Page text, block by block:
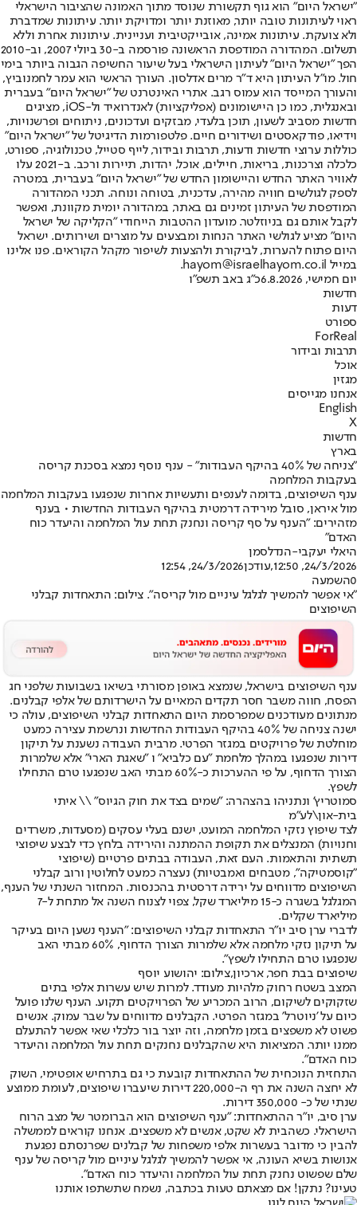
"ישראל היום" הוא גוף תקשורת שנוסד מתוך האמונה שהציבור הישראלי
ראוי לעיתונות טובה יותר, מאוזנת יותר ומדויקת יותר. עיתונות שמדברת
ולא צועקת. עיתונות אמינה, אובייקטיבית ועניינית. עיתונות אחרת וללא
תשלום. המהדורה המודפסת הראשונה פורסמה ב-30 ביולי 2007, וב-2010
הפך "ישראל היום" לעיתון הישראלי בעל שיעור החשיפה הגבוה ביותר בימי
חול. מו"ל העיתון היא ד"ר מרים אדלסון. העורך הראשי הוא עמר לחמנוביץ,
והעורך המייסד הוא עמוס רגב. אתרי האינטרנט של "ישראל היום" בעברית
ובאנגלית, כמו כן היישומונים (אפליקציות) לאנדרואיד ול-iOS, מציגים
חדשות מסביב לשעון, תוכן בלעדי, מבזקים ועדכונים, ניתוחים ופרשנויות,
וידיאו, פודקאסטים ושידורים חיים. פלטפורמות הדיגיטל של "ישראל היום"
כוללות ערוצי חדשות ודעות, תרבות ובידור, לייף סטייל, טכנולוגיה, ספורט,
כלכלה וצרכנות, בריאות, חיילים, אוכל, יהדות, תיירות ורכב. ב-2021 עלו
לאוויר האתר החדש והיישומון החדש של "ישראל היום" בעברית, במטרה
לספק לגולשים חוויה מהירה, עדכנית, בטוחה ונוחה. תכני המהדורה
המודפסת של העיתון זמינים גם באתר, במהדורה יומית מקוונת, ואפשר
לקבל אותם גם בניוזלטר. מועדון ההטבות הייחודי "הקליקה של ישראל
היום" מציע לגולשי האתר הנחות ומבצעים על מוצרים ושירותים. ישראל
היום פתוח להערות, לביקורת ולהצעות לשיפור מקהל הקוראים. פנו אלינו
במייל hayom@israelhayom.co.il.
יום חמישי, 6.8.2026
כ"ג באב תשפ"ו
חדשות
דעות
ספורט
ForReal
תרבות ובידור
אוכל
מגזין
אנחנו מגייסים
English
X
חדשות
בארץ
"צניחה של 40% בהיקף העבודות" - ענף נוסף נמצא בסכנת קריסה
בעקבות המלחמה
ענף השיפוצים, בדומה לענפים ותעשיות אחרות שנפגעו בעקבות המלחמה
מול איראן, סובל מירידה דרמטית בהיקף העבודות החדשות • בענף
מזהירים: "הענף על סף קריסה ונחנק תחת עול המלחמה והיעדר כוח
האדם"
היאלי יעקבי-הנדלסמן
24/3/2026, 12:50
,עודכן24/3/2026, 12:54
0השמעה
"אי אפשר להמשיך לגלגל עיניים מול קריסה". צילום: התאחדות קבלני
השיפוצים
ענף השיפוצים בישראל, שנמצא באופן מסורתי בשיאו בשבועות שלפני חג
הפסח, חווה משבר חסר תקדים המאיים על הישרדותם של אלפי קבלנים.
מנתונים מעודכנים שמפרסמת היום התאחדות קבלני השיפוצים, עולה כי
ישנה צניחה של 40% בהיקף העבודות החדשות ונרשמת עצירה כמעט
מוחלטת של פרויקטים במגזר הפרטי. מרבית העבודה נשענת על תיקון
דירות שנפגעו במהלך מלחמת "עם כלביא" ו "שאגת הארי" אלא שלמרות
הצורך הדחוף, על פי ההערכות כ-60% מבתי האב שנפגעו טרם התחילו
לשפץ.
סמוטריץ' ונתניהו בהצהרה: "שמים בצד את חוק הגיוס" \\ איתי
בית-און\לע"מ
לצד שיפוץ נזקי המלחמה המועט, ישנם בעלי עסקים (מסעדות, משרדים
וחנויות) המנצלים את תקופת ההמתנה והירידה בלחץ כדי לבצע שיפוצי
תשתית והתאמות. העם זאת, העבודה בבתים פרטיים (שיפוצי
"קוסמטיקה", מטבחים ואמבטיות) נעצרה כמעט לחלוטין ורוב קבלני
השיפוצים מדווחים על ירידה דרסטית בהכנסות. המחזור השנתי של הענף,
המגלגל בשגרה כ-15 מיליארד שקל, צפוי לצנוח השנה אל מתחת ל-7
מיליארד שקלים.
לדברי ערן סיב יו"ר התאחדות קבלני השיפוצים: "הענף נשען היום בעיקר
על תיקון נזקי מלחמה אלא שלמרות הצורך הדחוף, 60% מבתי האב
שנפגעו טרם התחילו לשפץ".
שיפוצים בבת חפר, ארכיון,צילום: יהושוע יוסף
המצב בשטח רחוק מלהיות מעודד. למרות שיש עשרות אלפי בתים
שזקוקים לשיקום, הרוב המכריע של הפרויקטים תקוע. הענף שלנו פועל
כיום על 'ניוטרל' במגזר הפרטי. הקבלנים מדווחים על שבר עמוק. אנשים
פשוט לא משפצים בזמן מלחמה, וזה יוצר בור כלכלי שאי אפשר להתעלם
ממנו יותר. המציאות היא שהקבלנים נחנקים תחת עול המלחמה והיעדר
כוח האדם".
התחזית הנוכחית של ההתאחדות קובעת כי גם בתרחיש אופטימי, השוק
לא יחצה השנה את רף ה-220,000 דירות שיעברו שיפוצים, לעומת ממוצע
שנתי של כ- 350,000 דירות.
ערן סיב, יו"ר ההתאחדות: "ענף השיפוצים הוא הברומטר של מצב הרוח
הישראלי. כשהבית לא שקט, אנשים לא משפצים. אנחנו קוראים לממשלה
להבין כי מדובר בעשרות אלפי משפחות של קבלנים שפרנסתם נפגעת
אנושות בשיא העונה, אי אפשר להמשיך לגלגל עיניים מול קריסה של ענף
שלם שפשוט נחנק תחת עול המלחמה והיעדר כוח האדם".
טעינו? נתקן! אם מצאתם טעות בכתבה, נשמח שתשתפו אותנו